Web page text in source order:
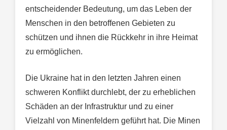
entscheidender Bedeutung, um das Leben der
Menschen in den betroffenen Gebieten zu
schützen und ihnen die Rückkehr in ihre Heimat
zu ermöglichen.
Die Ukraine hat in den letzten Jahren einen
schweren Konflikt durchlebt, der zu erheblichen
Schäden an der Infrastruktur und zu einer
Vielzahl von Minenfeldern geführt hat. Die Minen